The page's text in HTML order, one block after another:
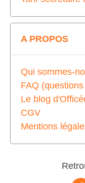
A PROPOS
Qui sommes-
FAQ
Le blog
CGV
Mentions